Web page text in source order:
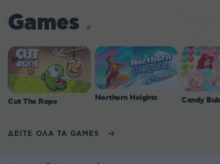
Games
Cut The Rope Northern Heights Candy
ΔΕΙΤΕ ΟΛΑ ΤΑ GAMES